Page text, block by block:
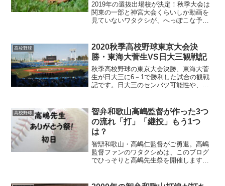
2019年の選抜出場校が決定！秋季大会は
関東の一部と神宮大会くらいしか動画を
見ていないワタクシが、へっぽこな予想
高校野球
2020秋季高校野球東京大会決
勝・東海大菅生VS日大三観戦記
秋季高校野球の東京大会決勝、東海大菅
生が日大三に6－1で勝利した試合の観戦
記です。日大三のセンバツ可能性や、セ
高校野球
智弁和歌山高嶋監督が作った3つ
の流れ「打」「継投」もう1つ
は？
智辯和歌山・高嶋仁監督がご勇退。高嶋
監督ファンのワタクシめは、このブログ
でひっそりと高嶋先生祭を開催します。
つは？」とクイズ形式で始めてみまし